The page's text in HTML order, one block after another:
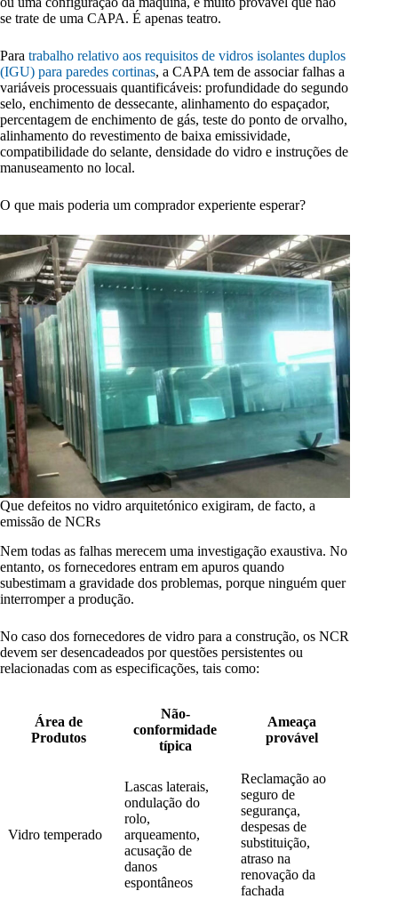
se trate de uma CAPA. É apenas teatro.
Para trabalho relativo aos requisitos de vidros isolantes duplos
(IGU) para paredes cortinas, a CAPA tem de associar falhas a
variáveis processuais quantificáveis: profundidade do segundo
selo, enchimento de dessecante, alinhamento do espaçador,
percentagem de enchimento de gás, teste do ponto de orvalho,
alinhamento do revestimento de baixa emissividade,
compatibilidade do selante, densidade do vidro e instruções de
manuseamento no local.
O que mais poderia um comprador experiente esperar?
Que defeitos no vidro arquitetónico exigiram, de facto, a
emissão de NCRs
Nem todas as falhas merecem uma investigação exaustiva. No
entanto, os fornecedores entram em apuros quando
subestimam a gravidade dos problemas, porque ninguém quer
interromper a produção.
No caso dos fornecedores de vidro para a construção, os NCR
devem ser desencadeados por questões persistentes ou
relacionadas com as especificações, tais como:
Área de
Produtos
Não-
conformidade
típica
Ameaça
provável
Vidro temperado
Lascas laterais,
ondulação do
rolo,
arqueamento,
acusação de
danos
espontâneos
Reclamação ao
seguro de
segurança,
despesas de
substituição,
atraso na
renovação da
fachada